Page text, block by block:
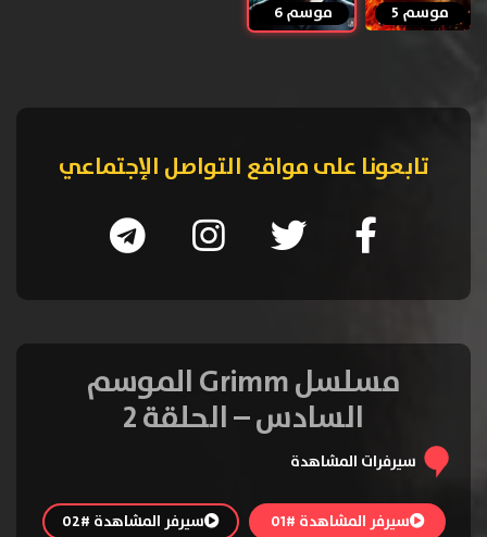
موسم 5 موسم 6
تابعونا على مواقع التواصل الإجتماعي
مسلسل Grimm الموسم
السادس – الحلقة 2
سيرفرات المشاهدة
سيرفر المشاهدة #01 سيرفر المشاهدة #02